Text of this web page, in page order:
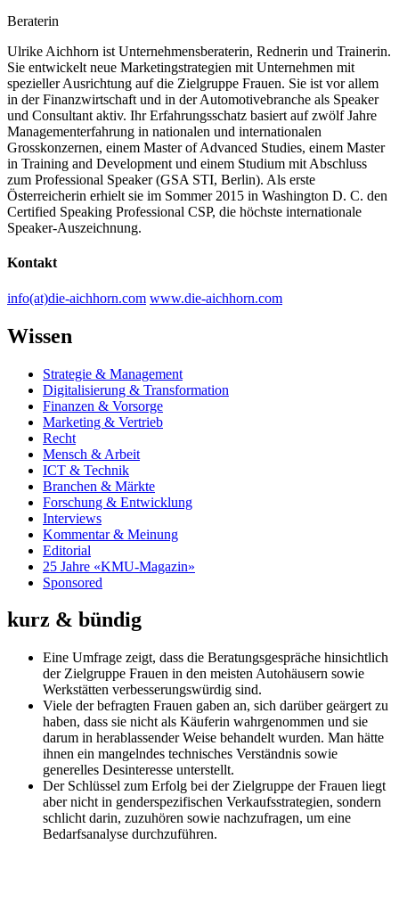
Beraterin
Ulrike Aichhorn ist Unternehmensberaterin, Rednerin und Trainerin.
Sie entwickelt neue Marketingstrategien mit Unternehmen mit
spezieller Ausrichtung auf die Zielgruppe Frauen. Sie ist vor allem
in der Finanzwirtschaft und in der Automotivebranche als Speaker
und Consultant aktiv. Ihr Erfahrungsschatz basiert auf zwölf Jahre
Managementerfahrung in nationalen und internationalen
Grosskonzernen, einem Master of Advanced Studies, einem Master
in Training and Development und einem Studium mit Abschluss
zum Professional Speaker (GSA STI, Berlin). Als erste
Österreicherin erhielt sie im Sommer 2015 in Washington D. C. den
Certified Speaking Profes­sional CSP, die höchste internationale
Speaker-Auszeichnung.
Kontakt
info(at)die-aichhorn.com www.die-aichhorn.com
Wissen
Strategie & Management
Digitalisierung & Transformation
Finanzen & Vorsorge
Marketing & Vertrieb
Recht
Mensch & Arbeit
ICT & Technik
Branchen & Märkte
Forschung & Entwicklung
Interviews
Kommentar & Meinung
Editorial
25 Jahre «KMU-Magazin»
Sponsored
kurz & bündig
Eine Umfrage zeigt, dass die Beratungsgespräche hinsichtlich
der Zielgruppe Frauen in den meisten Autohäusern sowie
Werkstätten verbesserungswürdig sind.
Viele der befragten Frauen gaben an, sich darüber geärgert zu
haben, dass sie nicht als Käuferin wahrgenommen und sie
darum in herablassender Weise behandelt wurden. Man hätte
ihnen ein mangelndes technisches Verständnis sowie
generelles Desinteresse unterstellt.
Der Schlüssel zum Erfolg bei der Zielgruppe der Frauen liegt
aber nicht in genderspezifischen Verkaufsstrategien, sondern
schlicht darin, zuzuhören sowie nachzufragen, um eine
Bedarfsanalyse durchzuführen.